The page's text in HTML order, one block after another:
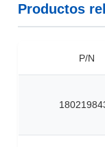
Productos
P/N